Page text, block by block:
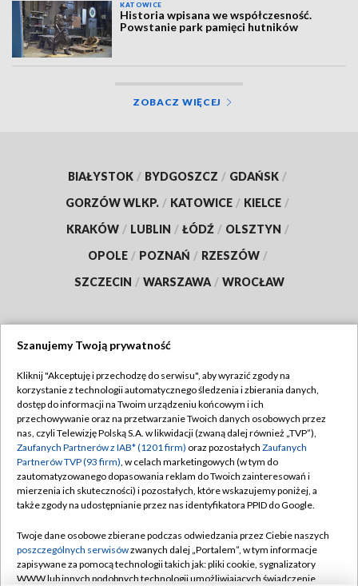
KATOWICE
Historia wpisana we współczesność.
Powstanie park pamięci hutników
ZOBACZ WIĘCEJ
BIAŁYSTOK / BYDGOSZCZ / GDAŃSK /
GORZÓW WLKP. / KATOWICE / KIELCE /
KRAKÓW / LUBLIN / ŁÓDŹ / OLSZTYN /
OPOLE / POZNAŃ / RZESZÓW /
SZCZECIN / WARSZAWA / WROCŁAW
TVP
Abonament TVP
Emisja w TVP
Centrum informacji TVP
Naziemna Telewizja Cyfrowa
Rada Programowa
System NOS
Regulamin TVP
Polityka prywatności
Moje zgody
Pomoc
Kontakt
Szanujemy Twoją prywatność
Kliknij "Akceptuję i przechodzę do serwisu", aby wyrazić zgody na
korzystanie z technologii automatycznego śledzenia i zbierania danych,
dostęp do informacji na Twoim urządzeniu końcowym i ich
przechowywanie oraz na przetwarzanie Twoich danych osobowych przez
nas, czyli Telewizję Polską S.A. w likwidacji (zwaną dalej również „TVP”),
Zaufanych Partnerów z IAB* (1201 firm) oraz pozostałych Zaufanych
Partnerów TVP (93 firm), w celach marketingowych (w tym do
zautomatyzowanego dopasowania reklam do Twoich zainteresowań i
mierzenia ich skuteczności) i pozostałych, które wskazujemy poniżej, a
także zgody na udostępnianie przez nas identyfikatora PPID do Google.
Twoje dane osobowe zbierane podczas odwiedzania przez Ciebie naszych
poszczególnych serwisówzwanych dalej „Portalem”, w tym informacje
zapisywane za pomocą technologii takich jak: pliki cookie, sygnalizatory
WWW lub innych podobnych technologii umożliwiających świadczenie